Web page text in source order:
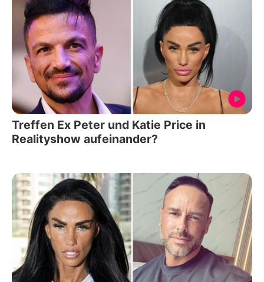
Treffen Ex Peter und Katie Price in
Realityshow aufeinander?